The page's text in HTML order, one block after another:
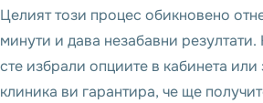
Целият този процес обикновено
минути и дава незабавни
сте избрали опциите в кабинета
клиника ви гарантира, че ще